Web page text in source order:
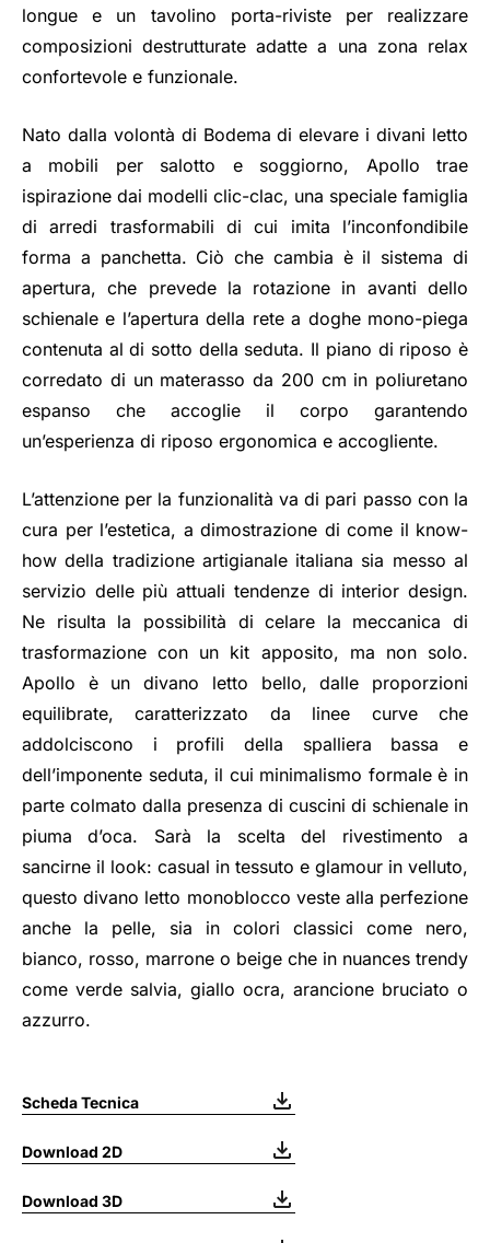
longue e un tavolino porta-riviste per realizzare
composizioni destrutturate adatte a una zona relax
confortevole e funzionale.
Nato dalla volontà di Bodema di elevare i divani letto
a mobili per salotto e soggiorno, Apollo trae
ispirazione dai modelli clic-clac, una speciale famiglia
di arredi trasformabili di cui imita l’inconfondibile
forma a panchetta. Ciò che cambia è il sistema di
apertura, che prevede la rotazione in avanti dello
schienale e l’apertura della rete a doghe mono-piega
contenuta al di sotto della seduta. Il piano di riposo è
corredato di un materasso da 200 cm in poliuretano
espanso che accoglie il corpo garantendo
un’esperienza di riposo ergonomica e accogliente.
L’attenzione per la funzionalità va di pari passo con la
cura per l’estetica, a dimostrazione di come il know-
how della tradizione artigianale italiana sia messo al
servizio delle più attuali tendenze di interior design.
Ne risulta la possibilità di celare la meccanica di
trasformazione con un kit apposito, ma non solo.
Apollo è un divano letto bello, dalle proporzioni
equilibrate, caratterizzato da linee curve che
addolciscono i profili della spalliera bassa e
dell’imponente seduta, il cui minimalismo formale è in
parte colmato dalla presenza di cuscini di schienale in
piuma d’oca. Sarà la scelta del rivestimento a
sancirne il look: casual in tessuto e glamour in velluto,
questo divano letto monoblocco veste alla perfezione
anche la pelle, sia in colori classici come nero,
bianco, rosso, marrone o beige che in nuances trendy
come verde salvia, giallo ocra, arancione bruciato o
azzurro.
Scheda Tecnica
Download 2D
Download 3D